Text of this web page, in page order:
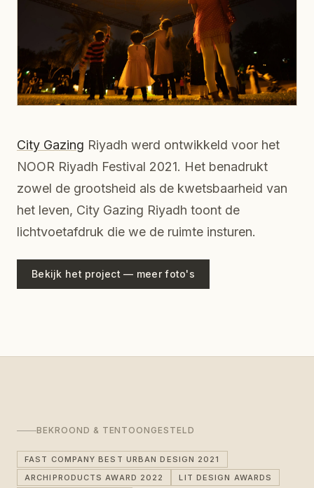
City Gazing Riyadh werd ontwikkeld voor het
NOOR Riyadh Festival 2021. Het benadrukt
zowel de grootsheid als de kwetsbaarheid van
het leven, City Gazing Riyadh toont de
lichtvoetafdruk die we de ruimte insturen.
Bekijk het project — meer foto's
BEKROOND & TENTOONGESTELD
FAST COMPANY BEST URBAN DESIGN 2021
ARCHIPRODUCTS AWARD 2022
LIT DESIGN AWARDS